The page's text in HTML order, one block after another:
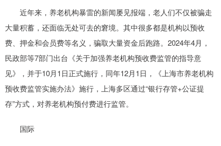
近年来，养老机构暴雷的新闻屡见报端，老人们不仅被骗走
大量积蓄，还面临无处可去的窘境。其中很多都是机构以预收
费、押金和会员费等名义，骗取大量资金后跑路。2024年4月，
民政部等7部门出台《关于加强养老机构预收费监管的指导意
见》，并于10月1日正式施行，同年12月1日，《上海市养老机构
预收费监管实施办法》施行，上海多区通过“银行存管+公证提
存”方式，对养老机构预付费进行监管。
国际